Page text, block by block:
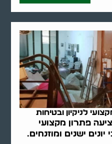
לניקיון ובטיחות
פתרון מקצועי
יונים ישנים ומוזנחים.